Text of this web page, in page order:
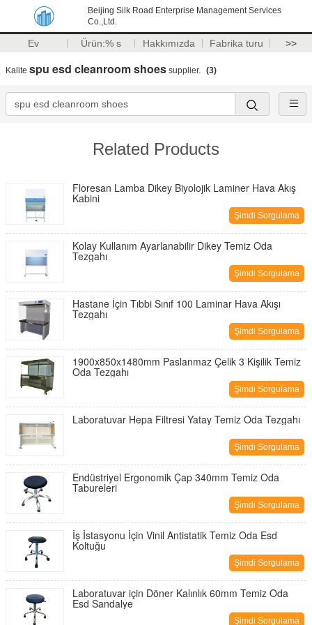
Beijing Silk Road Enterprise Management Services
Co.,Ltd.
Ev Ürün:% s Hakkımızda Fabrika turu >>
Kalite spu esd cleanroom shoes supplier. (3)
Related Products
Floresan Lamba Dikey Biyolojik Laminer Hava Akış
Kabini
Şimdi Sorgulama
Kolay Kullanım Ayarlanabilir Dikey Temiz Oda
Tezgahı
Şimdi Sorgulama
Hastane İçin Tıbbi Sınıf 100 Laminar Hava Akışı
Tezgahı
Şimdi Sorgulama
1900x850x1480mm Paslanmaz Çelik 3 Kişilik Temiz
Oda Tezgahı
Şimdi Sorgulama
Laboratuvar Hepa Filtresi Yatay Temiz Oda Tezgahı
Şimdi Sorgulama
Endüstriyel Ergonomik Çap 340mm Temiz Oda
Tabureleri
Şimdi Sorgulama
İş İstasyonu İçin Vinil Antistatik Temiz Oda Esd
Koltuğu
Şimdi Sorgulama
Laboratuvar için Döner Kalınlık 60mm Temiz Oda
Esd Sandalye
Şimdi Sorgulama